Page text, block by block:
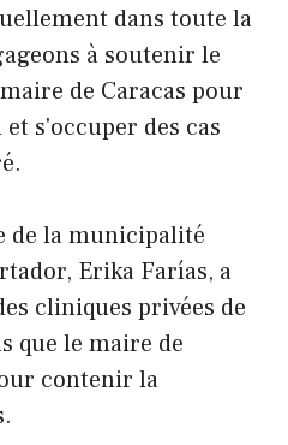
dans toute la
à soutenir le
de Caracas pour
s'occuper des cas
de la municipalité
Erika Farías, a
cliniques privées de
que le maire de
contenir la